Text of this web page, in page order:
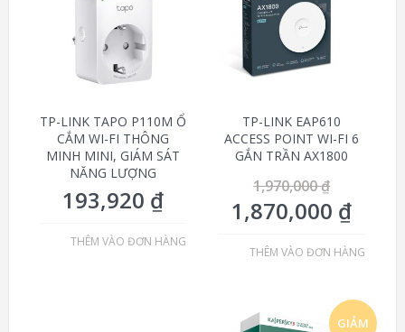
TP-LINK TAPO P110M Ổ
CẮM WI-FI THÔNG
MINH MINI, GIÁM SÁT
NĂNG LƯỢNG
193,920 ₫
THÊM VÀO ĐƠN HÀNG
TP-LINK EAP610
ACCESS POINT WI-FI 6
GẮN TRẦN AX1800
1,970,000₫
1,870,000 ₫
THÊM VÀO ĐƠN HÀNG
GIẢM